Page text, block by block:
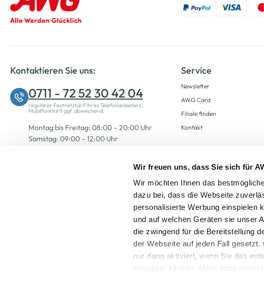
Wir freuen uns, dass Sie sich für
Wir möchten Ihnen das
dazu bei, dass die Webseite
personalisierte Werbung einspielen
und auf welchen Geräten sie unser
die zwingend für die Bereitstellung
der Webseite auf jeden Fall
nur dann aktiviert, wenn Sie das
erlauben" klicken. Mehr dazu
Kontaktieren Sie uns:
0711 - 72 52 30 42 04
regulärer Festnetztarif Ihres Telefonanbieters,
Mobilfunktarif ggf. abweichend.
Montag bis Freitag: 08:00 – 20:00 Uhr
Samstag: 09:00 – 12:00 Uhr
Service
Newsletter
AWG Card
Filiale finden
Kontakt
Alle Preise inkl. gesetzl.